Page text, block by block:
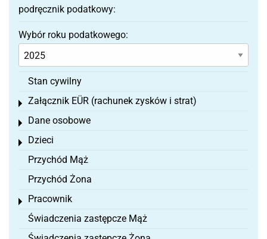
podręcznik podatkowy:
Wybór roku podatkowego:
Stan cywilny
Załącznik EÜR (rachunek zysków i strat)
Toggle menu
Dane osobowe
Toggle menu
Dzieci
Toggle menu
Przychód Mąż
Przychód Żona
Pracownik
Toggle menu
Świadczenia zastępcze Mąż